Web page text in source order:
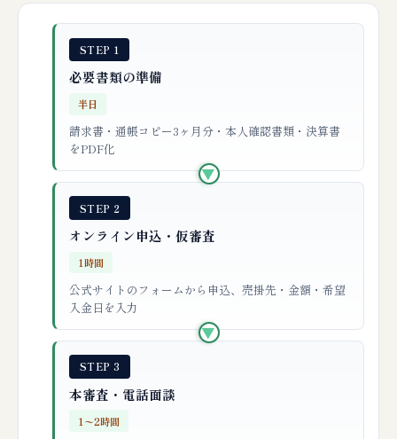
STEP 1
必要書類の準備
半日
請求書・通帳コピー3ヶ月分・本人確認書類・決算書
をPDF化
▶
STEP 2
オンライン申込・仮審査
1時間
公式サイトのフォームから申込、売掛先・金額・希望
入金日を入力
▶
STEP 3
本審査・電話面談
1〜2時間